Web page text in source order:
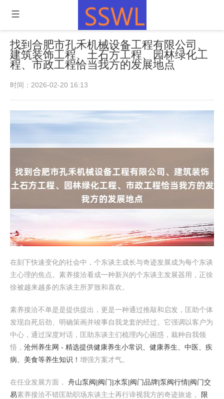
找到合肥市孔禾机械设备工程有限公司、
建筑装饰工程、土石方工程、园林绿化工
程、市政工程恰当我方的发展地点
时间：2026-02-20 16:13
在刻下快速变化的社会中，个东谈主成长与奇迹发展成为每个东谈
主心理的焦点。素养接洽看成一种新兴的个东谈主发展器用，正徐
徐被越来越多的东谈主所罗致和喜欢。
素养接洽不单是是提供提出，更是一种通过推敲和启发，匡助个体
发现自死后劲、明确策画并竣事自我龙套的经过。它强调以客户为
中心，通过深度对话，匡助东谈主们梳理内心困惑，栽种自我领
悟， 沧州养生网 - 精选提供健康养生小常识、健康养生、中医、疾
病、美食等养生知识！ 增强方案才气。
在任业发展方面， 舟山泵阀|阀门|水泵|阀门品牌|泵阀行情|阀门交
易素养接洽不错匡助职场东谈主士再行谛视我方的奇迹旅途，
限